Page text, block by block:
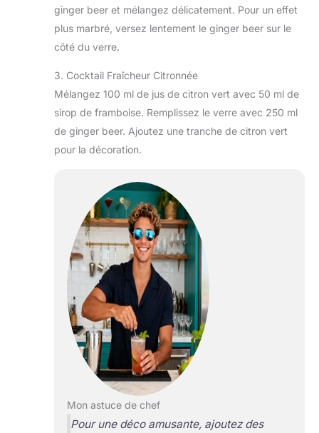
ginger beer et mélangez délicatement. Pour un effet
plus marbré, versez lentement le ginger beer sur le
côté du verre.
3. Cocktail Fraîcheur Citronnée
Mélangez 100 ml de jus de citron vert avec 50 ml de
sirop de framboise. Remplissez le verre avec 250 ml
de ginger beer. Ajoutez une tranche de citron vert
pour la décoration.
Mon astuce de chef
Pour une déco amusante, ajoutez des